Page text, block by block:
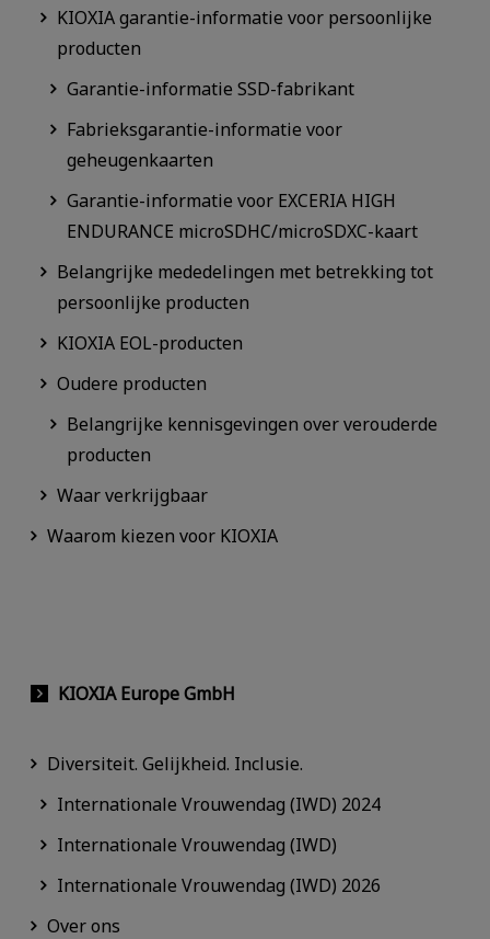
KIOXIA garantie-informatie voor persoonlijke
producten
Garantie-informatie SSD-fabrikant
Fabrieksgarantie-informatie voor
geheugenkaarten
Garantie-informatie voor EXCERIA HIGH
ENDURANCE microSDHC/microSDXC-kaart
Belangrijke mededelingen met betrekking tot
persoonlijke producten
KIOXIA EOL-producten
Oudere producten
Belangrijke kennisgevingen over verouderde
producten
Waar verkrijgbaar
Waarom kiezen voor KIOXIA
KIOXIA Europe GmbH
Diversiteit. Gelijkheid. Inclusie.
Internationale Vrouwendag (IWD) 2024
Internationale Vrouwendag (IWD)
Internationale Vrouwendag (IWD) 2026
Over ons